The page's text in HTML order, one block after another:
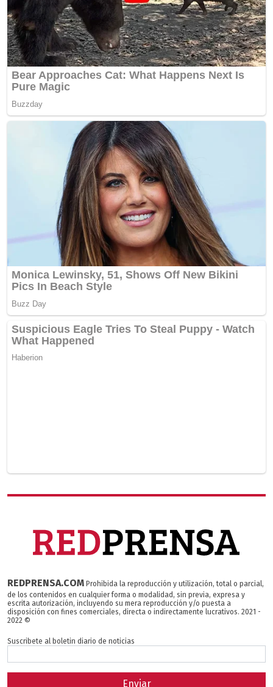
REDPRENSA.COM Prohibida la reproducción y utilización, total o parcial,
de los contenidos en cualquier forma o modalidad, sin previa, expresa y
escrita autorización, incluyendo su mera reproducción y/o puesta a
disposición con fines comerciales, directa o indirectamente lucrativos. 2021 -
2022 ©
Suscribete al boletin diario de noticias
Enviar